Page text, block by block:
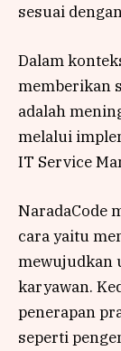
sesuai
Dalam
memberikan
adalah
melalui
IT Service
NaradaCode
cara yaitu
mewujudkan
karyawan.
penerapan
seperti